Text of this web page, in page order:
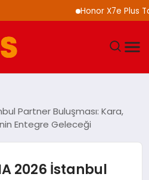
Honor X7e Plus
Partner Buluşması: Kara,
Entegre Geleceği
2026 İstanbul